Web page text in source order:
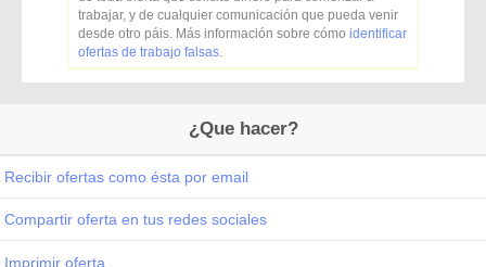
trabajar, y de cualquier comunicación que pueda venir
desde otro páis. Más información sobre cómo identificar
ofertas de trabajo falsas.
¿Que hacer?
Recibir ofertas como ésta por email
Compartir oferta en tus redes sociales
Imprimir oferta